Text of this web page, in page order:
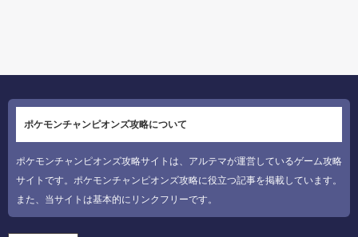
ポケモンチャンピオンズ攻略について
ポケモンチャンピオンズ攻略サイトは、アルテマが運営しているゲーム攻略
サイトです。ポケモンチャンピオンズ攻略に役立つ記事を掲載しています。
また、当サイトは基本的にリンクフリーです。